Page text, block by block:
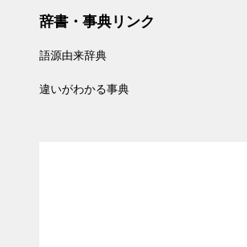
辞書・事典リンク
語源由来辞典
違いがわかる事典